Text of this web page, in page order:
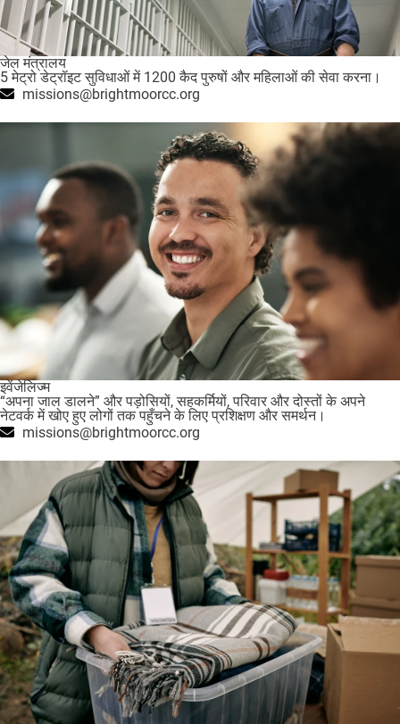
जेल मंत्रालय
5 मेट्रो डेट्रॉइट सुविधाओं में 1200 कैद पुरुषों और महिलाओं की सेवा करना।
missions@brightmoorcc.org
इवेंजेलिज्म
“अपना जाल डालने” और पड़ोसियों, सहकर्मियों, परिवार और दोस्तों के अपने
नेटवर्क में खोए हुए लोगों तक पहुँचने के लिए प्रशिक्षण और समर्थन।
missions@brightmoorcc.org